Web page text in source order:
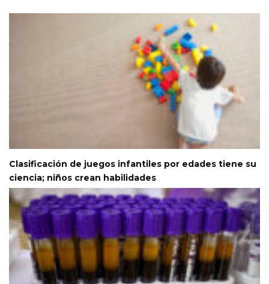
Clasificación de juegos infantiles por edades tiene su
ciencia; niños crean habilidades